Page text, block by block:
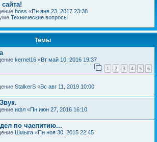
boss «Пн янв 23, 2017 23:38
Технические вопросы
Темы
kernel16 «Вт май 10, 2016 19:37
1 2 3 4 5 6
StalkerS «Вс авг 11, 2019 10:00
ифл «Пн июн 27, 2016 16:10
по чаепитию...
Шмыга «Пн ноя 30, 2015 22:45